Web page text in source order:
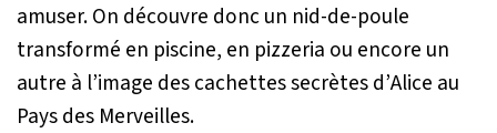
amuser. On découvre donc un nid-de-poule
transformé en piscine, en pizzeria ou encore un
autre à l’image des cachettes secrètes d’Alice au
Pays des Merveilles.